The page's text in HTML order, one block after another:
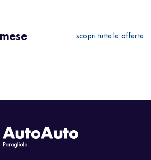
scopri tutte le offerte